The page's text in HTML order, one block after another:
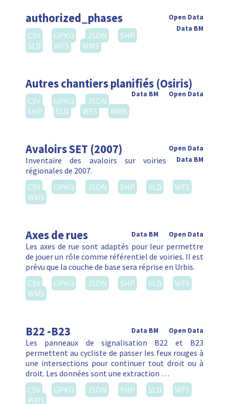
authorized_phases
Open Data
Data BM
CSV GPKG JSON
SHP
SLD
WFS WMS
Autres chantiers planifiés (Osiris)
Open Data
Data BM
CSV GPKG
JSON
SHP
SLD WFS WMS
Avaloirs SET (2007)
Open Data
Data BM
Inventaire des avaloirs sur voiries
régionales de 2007.
CSV
GPKG JSON SHP SLD
WFS
WMS
Axes de rues Open Data
Data BM
Les axes de rue sont adaptés pour leur permettre
de jouer un rôle comme référentiel de voiries. Il est
prévu que la couche de base sera réprise en Urbis.
CSV
GPKG JSON SHP SLD
WFS
WMS
B22 -B23 Open Data
Data BM
Les panneaux de signalisation B22 et B23
permettent au cycliste de passer les feux rouges à
une intersections pour continuer tout droit ou à
droit. Les données sont une extraction …
CSV
GPKG JSON SHP SLD
WFS
WMS